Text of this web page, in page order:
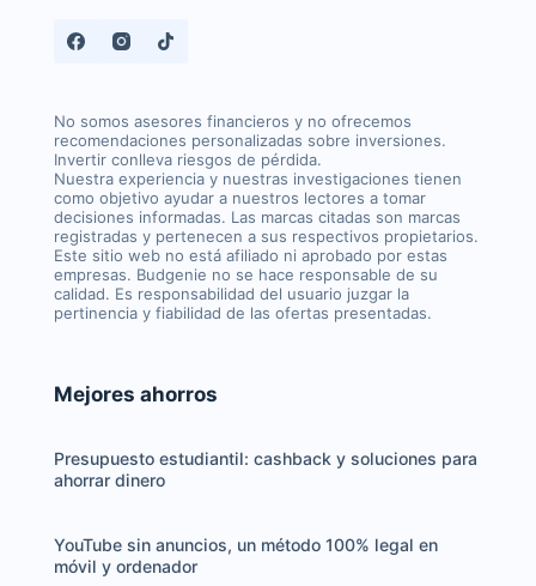
No somos asesores financieros y no ofrecemos
recomendaciones personalizadas sobre inversiones.
Invertir conlleva riesgos de pérdida.
Nuestra experiencia y nuestras investigaciones tienen
como objetivo ayudar a nuestros lectores a tomar
decisiones informadas. Las marcas citadas son marcas
registradas y pertenecen a sus respectivos propietarios.
Este sitio web no está afiliado ni aprobado por estas
empresas. Budgenie no se hace responsable de su
calidad. Es responsabilidad del usuario juzgar la
pertinencia y fiabilidad de las ofertas presentadas.
Mejores ahorros
Presupuesto estudiantil: cashback y soluciones para
ahorrar dinero
YouTube sin anuncios, un método 100% legal en
móvil y ordenador